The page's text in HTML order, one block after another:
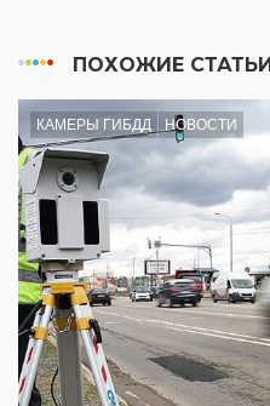
ПОХОЖИЕ СТАТЬИ
КАМЕРЫ ГИБДД НОВОСТИ